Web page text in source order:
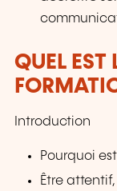
QUEL EST
Introduction
Pourquoi
Être